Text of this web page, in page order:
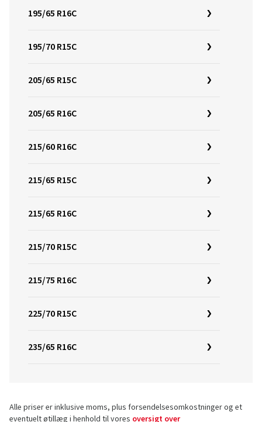
195/65 R16C
195/70 R15C
205/65 R15C
205/65 R16C
215/60 R16C
215/65 R15C
215/65 R16C
215/70 R15C
215/75 R16C
225/70 R15C
235/65 R16C
Alle priser er inklusive moms, plus forsendelsesomkostninger og et
eventuelt øtillæg i henhold til vores oversigt over